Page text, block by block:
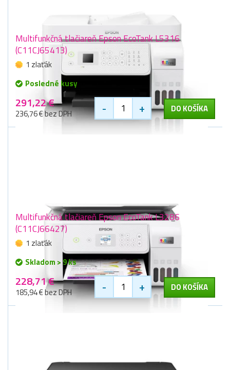
Multifunkčná tlačiareň Epson EcoTank L5316
(C11CJ65413)
1 zlaťák
Posledné kusy
291,22 €
236,76 € bez DPH - + DO KOŠÍKA
Multifunkčná tlačiareň Epson EcoTank L3286
(C11CJ66427)
1 zlaťák
Skladom > 9 ks
228,71 €
185,94 € bez DPH - + DO KOŠÍKA